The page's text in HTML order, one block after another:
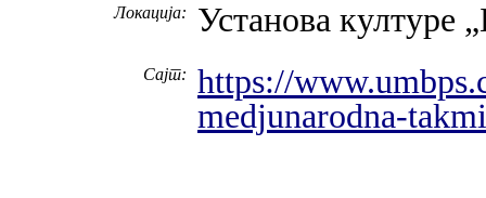
Локација: Установа културе
Сајт:
https://
medjunarodna-